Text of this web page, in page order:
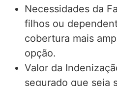
Necessidades da
filhos ou
cobertura mais
opção.
Valor da
segurado que seja